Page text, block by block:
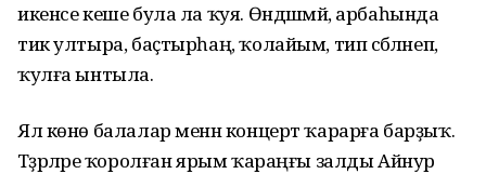
икенсе кеше була ла ҡуя. Өндәшмәй, арбаһында
тик ултыра, баҫтырһаң, ҡолайым, тип сәбәләнеп,
ҡулға ынтыла.
Ял көнө балалар менән концерт ҡарарға барҙыҡ.
Тәҙрәләре ҡоролған ярым ҡараңғы залды Айнур